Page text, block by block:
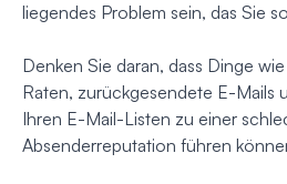
liegendes Problem sein, das Sie
Denken Sie daran, dass Dinge
Raten, zurückgesendete E-Mails
Ihren E-Mail-Listen zu einer
Absenderreputation führen